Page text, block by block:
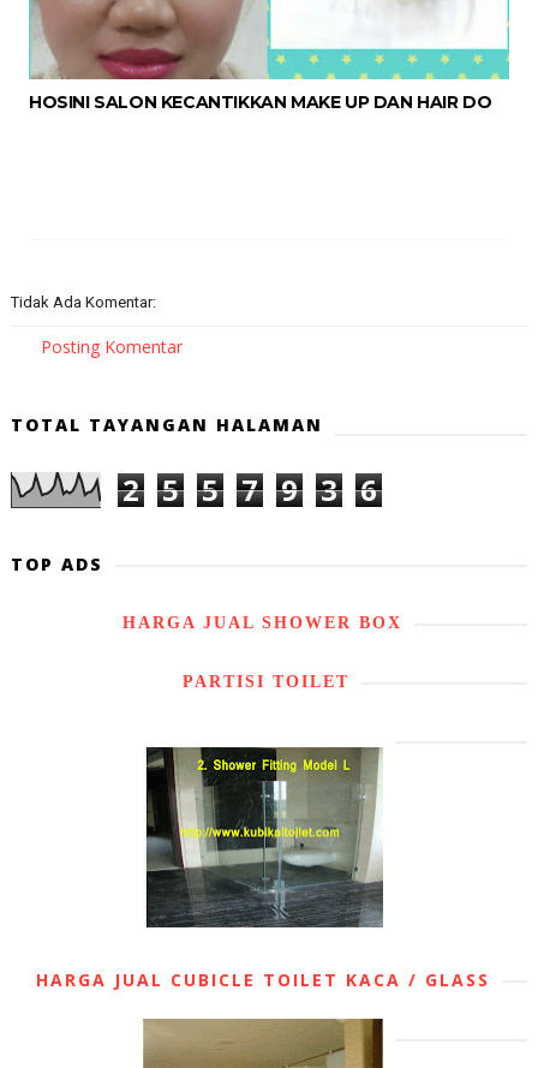
HOSINI SALON KECANTIKKAN MAKE UP DAN HAIR DO
Tidak Ada Komentar:
Posting Komentar
TOTAL TAYANGAN HALAMAN
2 5 5 7 9 3 6
TOP ADS
HARGA JUAL SHOWER BOX
PARTISI TOILET
HARGA JUAL CUBICLE TOILET KACA / GLASS